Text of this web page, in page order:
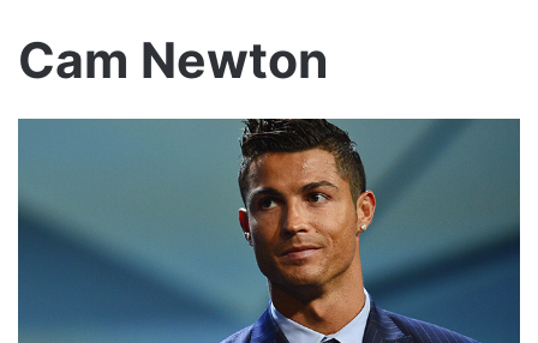
Cam Newton